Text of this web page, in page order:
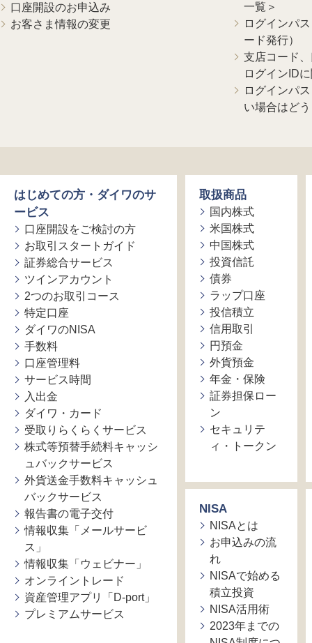
口座開設のお申込み
お客さま情報の変更
一覧＞
ログインパ
ード発行）
支店コード
ログインID
ログインパ
い場合はど
はじめての方・ダイワのサ
ービス
口座開設をご検討の方
お取引スタートガイド
証券総合サービス
ツインアカウント
2つのお取引コース
特定口座
ダイワのNISA
手数料
口座管理料
サービス時間
入出金
ダイワ・カード
受取りらくらくサービス
株式等預替手続料キャッシ
ュバックサービス
外貨送金手数料キャッシュ
バックサービス
報告書の電子交付
情報収集「メールサービ
ス」
情報収集「ウェビナー」
オンライントレード
資産管理アプリ「D-port」
プレミアムサービス
取扱商品
国内株式
米国株式
中国株式
投資信託
債券
ラップ口座
投信積立
信用取引
円預金
外貨預金
年金・保険
証券担保ロー
ン
セキュリテ
ィ・トークン
NISA
NISAとは
お申込みの流
れ
NISAで始める
積立投資
NISA活用術
2023年までの